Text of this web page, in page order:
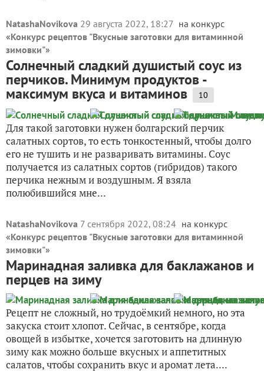
NatashaNovikova 29 августа 2022, 18:27 на конкурс
«Конкурс рецептов "Вкусные заготовки для витаминной
зимовки"»
Солнечный сладкий душистый соус из
перчиков. Минимум продуктов -
максимум вкуса и витаминов 10
Для такой заготовки нужен болгарский перчик
салатных сортов, то есть тонкостенный, чтобы долго
его не тушить и не разваривать витамины. Соус
получается из салатных сортов (гибридов) такого
перчика нежным и воздушным. Я взяла
полюбившийся мне...
NatashaNovikova 7 сентября 2022, 08:24 на конкурс
«Конкурс рецептов "Вкусные заготовки для витаминной
зимовки"»
Маринадная заливка для баклажанов и
перцев на зиму
Рецепт не сложный, но трудоёмкий немного, но эта
закуска стоит хлопот. Сейчас, в сентябре, когда
овощей в избытке, хочется заготовить на длинную
зиму как можно больше вкусных и аппетитных
салатов, чтобы сохранить вкус и аромат лета....